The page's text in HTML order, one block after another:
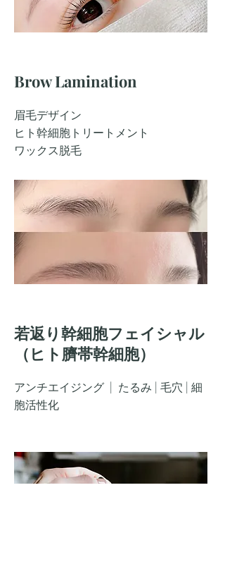
​Brow Lamination
眉毛デザイン
ヒト幹細胞トリートメント
​ワックス脱毛
若返り​幹細胞フェイシャル
​（ヒト臍帯幹細胞）
アンチエイジング | たるみ | 毛穴 | 細
胞活性化